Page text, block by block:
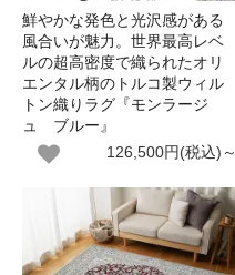
鮮やかな発色と光沢感がある
風合いが魅力。世界最高レベ
ルの超高密度で織られたオリ
エンタル柄のトルコ製ウィル
トン織りラグ『モンラージ
ュ ブルー』
126,500円(税込)～